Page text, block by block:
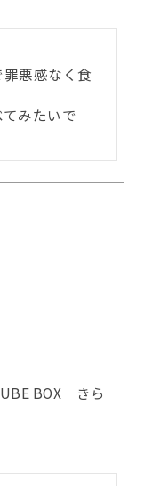
悪感なく食
みたいで
BOX きら